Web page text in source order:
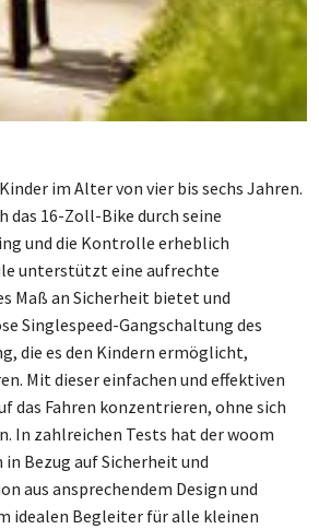
im Alter von vier bis sechs Jahren.
das 16-Zoll-Bike durch seine
und die Kontrolle erheblich
unterstützt eine aufrechte
Maß an Sicherheit bietet und
Singlespeed-Gangschaltung des
die es den Kindern ermöglicht,
Mit dieser einfachen und effektiven
das Fahren konzentrieren, ohne sich
In zahlreichen Tests hat der woom
Bezug auf Sicherheit und
aus ansprechendem Design und
idealen Begleiter für alle kleinen